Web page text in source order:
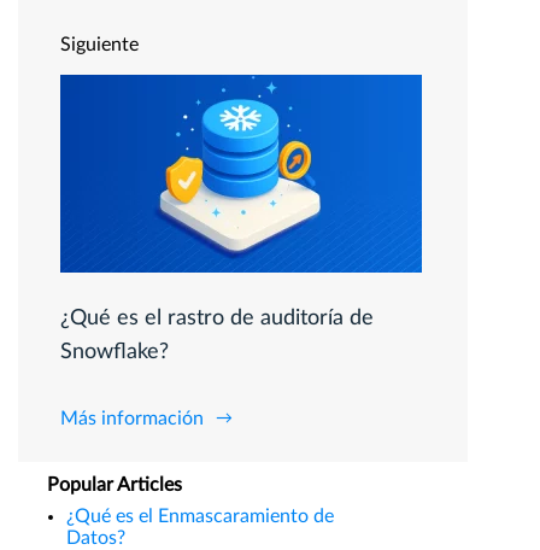
Siguiente
¿Qué es el rastro de auditoría de
Snowflake?
Más información
Popular Articles
¿Qué es el Enmascaramiento de
Datos?